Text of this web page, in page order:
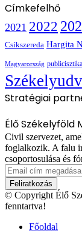
Címkefelhő
2021 2022
Csíkszereda Hargita
Magyarország publicisztika
Stratégiai
Élő Székelyföld
Civil szervezet,
foglalkozik. A falu
csoportosulása és
Email
cím
megadása
© Copyright Élő
fenntartva!
Főoldal